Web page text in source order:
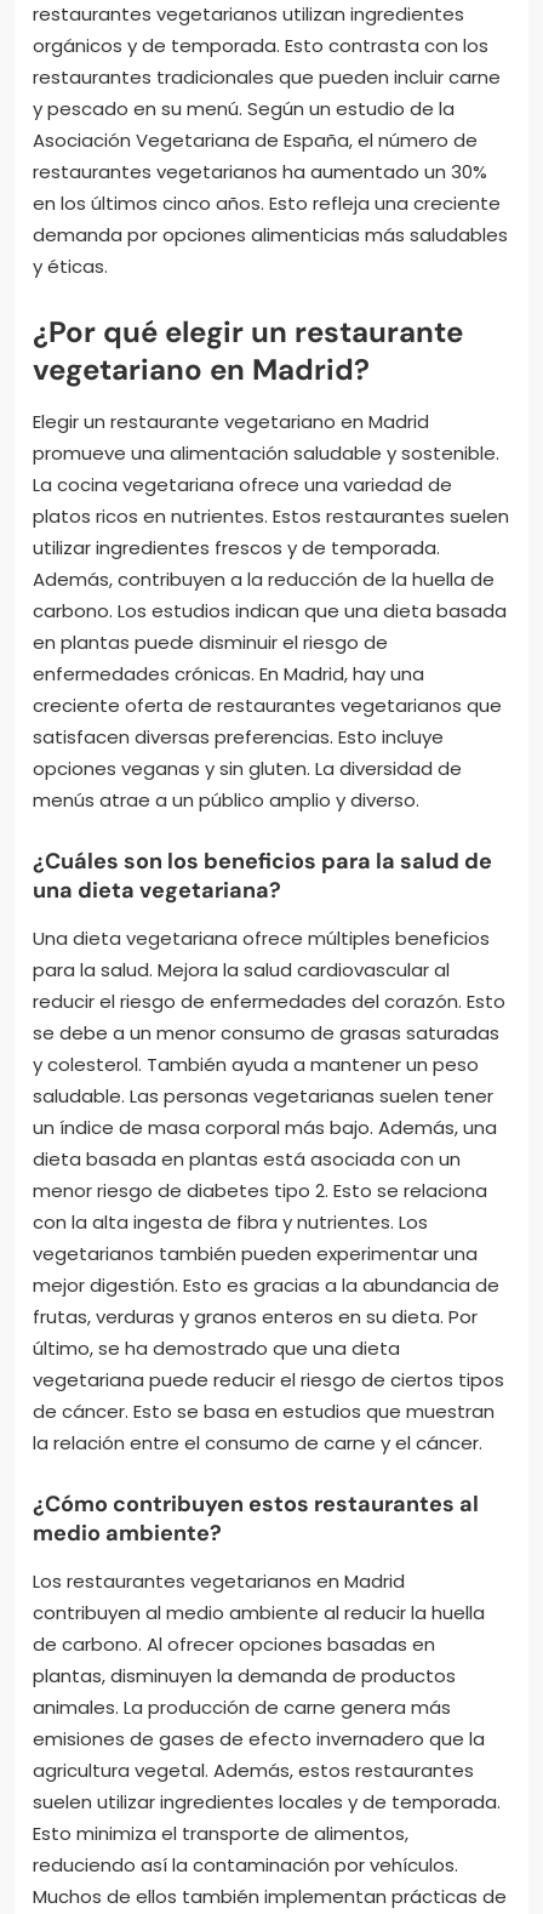
restaurantes vegetarianos utilizan ingredientes
orgánicos y de temporada. Esto contrasta con los
restaurantes tradicionales que pueden incluir carne
y pescado en su menú. Según un estudio de la
Asociación Vegetariana de España, el número de
restaurantes vegetarianos ha aumentado un 30%
en los últimos cinco años. Esto refleja una creciente
demanda por opciones alimenticias más saludables
y éticas.
¿Por qué elegir un restaurante
vegetariano en Madrid?
Elegir un restaurante vegetariano en Madrid
promueve una alimentación saludable y sostenible.
La cocina vegetariana ofrece una variedad de
platos ricos en nutrientes. Estos restaurantes suelen
utilizar ingredientes frescos y de temporada.
Además, contribuyen a la reducción de la huella de
carbono. Los estudios indican que una dieta basada
en plantas puede disminuir el riesgo de
enfermedades crónicas. En Madrid, hay una
creciente oferta de restaurantes vegetarianos que
satisfacen diversas preferencias. Esto incluye
opciones veganas y sin gluten. La diversidad de
menús atrae a un público amplio y diverso.
¿Cuáles son los beneficios para la salud de
una dieta vegetariana?
Una dieta vegetariana ofrece múltiples beneficios
para la salud. Mejora la salud cardiovascular al
reducir el riesgo de enfermedades del corazón. Esto
se debe a un menor consumo de grasas saturadas
y colesterol. También ayuda a mantener un peso
saludable. Las personas vegetarianas suelen tener
un índice de masa corporal más bajo. Además, una
dieta basada en plantas está asociada con un
menor riesgo de diabetes tipo 2. Esto se relaciona
con la alta ingesta de fibra y nutrientes. Los
vegetarianos también pueden experimentar una
mejor digestión. Esto es gracias a la abundancia de
frutas, verduras y granos enteros en su dieta. Por
último, se ha demostrado que una dieta
vegetariana puede reducir el riesgo de ciertos tipos
de cáncer. Esto se basa en estudios que muestran
la relación entre el consumo de carne y el cáncer.
¿Cómo contribuyen estos restaurantes al
medio ambiente?
Los restaurantes vegetarianos en Madrid
contribuyen al medio ambiente al reducir la huella
de carbono. Al ofrecer opciones basadas en
plantas, disminuyen la demanda de productos
animales. La producción de carne genera más
emisiones de gases de efecto invernadero que la
agricultura vegetal. Además, estos restaurantes
suelen utilizar ingredientes locales y de temporada.
Esto minimiza el transporte de alimentos,
reduciendo así la contaminación por vehículos.
Muchos de ellos también implementan prácticas de